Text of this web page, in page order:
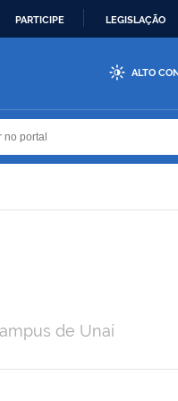
PARTICIPE LEGISLAÇÃO
ALTO
de Unaí